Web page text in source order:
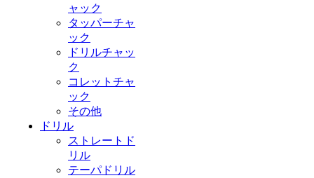
ャック
タッパーチャ
ック
ドリルチャッ
ク
コレットチャ
ック
その他
ドリル
ストレートド
リル
テーパドリル